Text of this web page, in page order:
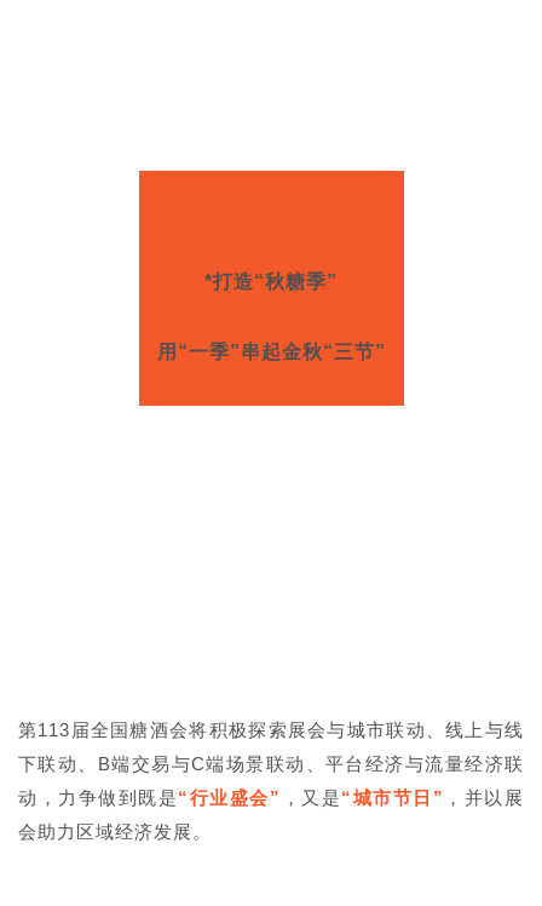
*打造“秋糖季”
用“一季”串起金秋“三节”
第113届全国糖酒会将积极探索展会与城市联动、线上与线
下联动、B端交易与C端场景联动、平台经济与流量经济联
动，力争做到既是“行业盛会” ，又是“城市节日” ，并以展
会助力区域经济发展。